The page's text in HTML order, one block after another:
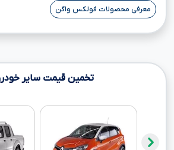
معرفی محصولات فولکس واگن
تخمین قیمت سایر